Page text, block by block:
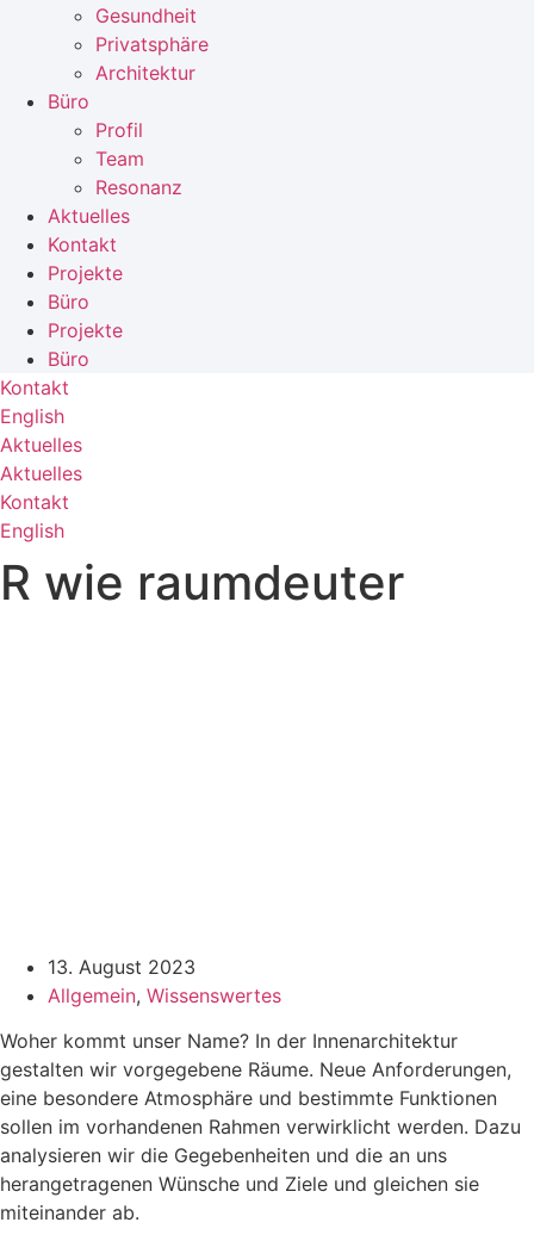
Gesundheit
Privatsphäre
Architektur
Büro
Profil
Team
Resonanz
Aktuelles
Kontakt
Projekte
Büro
Projekte
Büro
Kontakt
English
Aktuelles
Aktuelles
Kontakt
English
R wie raumdeuter
13. August 2023
Allgemein, Wissenswertes
Woher kommt unser Name? In der Innenarchitektur
gestalten wir vorgegebene Räume. Neue Anforderungen,
eine besondere Atmosphäre und bestimmte Funktionen
sollen im vorhandenen Rahmen verwirklicht werden. Dazu
analysieren wir die Gegebenheiten und die an uns
herangetragenen Wünsche und Ziele und gleichen sie
miteinander ab.